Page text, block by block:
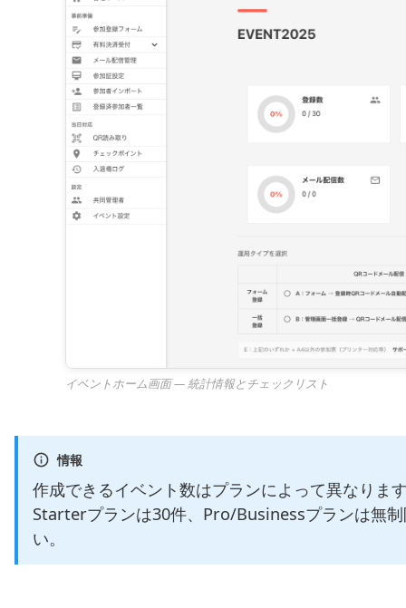
イベントホーム画面 — 統計情報とチェックリスト
情報
作成できるイベント数はプランによって異なりま
Starterプランは30件、Pro/Businessプランは無
い。